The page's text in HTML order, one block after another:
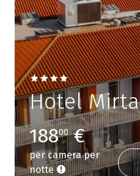
Hotel Mirta
18800€
per camera per
notte